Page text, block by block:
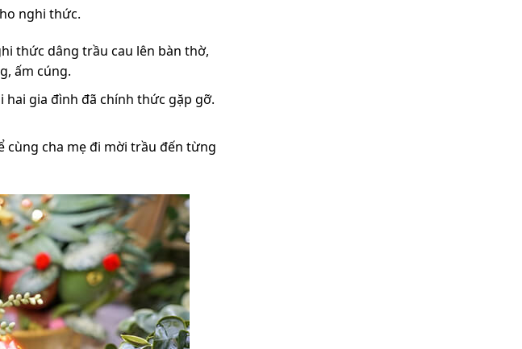
nghi thức.
thức dâng trầu cau lên bàn thờ,
ấm cúng.
gia đình đã chính thức gặp gỡ.
cùng cha mẹ đi mời trầu đến từng